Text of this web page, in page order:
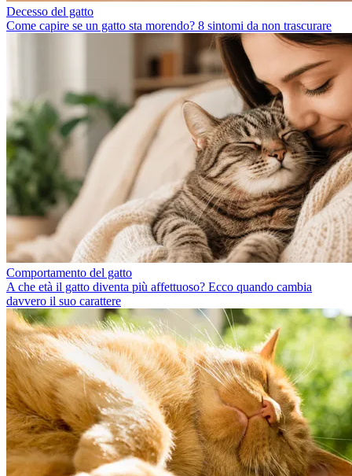
Decesso del gatto
Come capire se un gatto sta morendo? 8 sintomi da non trascurare
Comportamento del gatto
A che età il gatto diventa più affettuoso? Ecco quando cambia
davvero il suo carattere